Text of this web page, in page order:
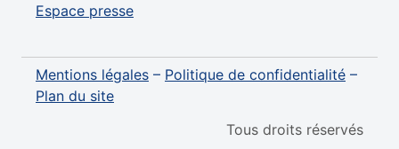
Espace presse
Mentions légales – Politique de confidentialité –
Plan du site
Tous droits réservés